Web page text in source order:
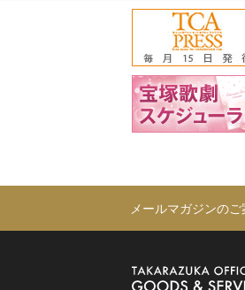
メールマガジンのご